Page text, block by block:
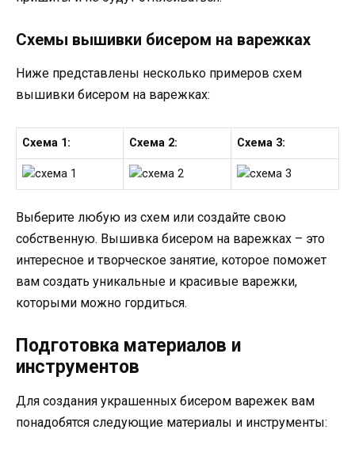
Схемы вышивки бисером на варежках
Ниже представлены несколько примеров схем
вышивки бисером на варежках:
Схема 1: Схема 2: Схема 3:
Выберите любую из схем или создайте свою
собственную. Вышивка бисером на варежках – это
интересное и творческое занятие, которое поможет
вам создать уникальные и красивые варежки,
которыми можно гордиться.
Подготовка материалов и
инструментов
Для создания украшенных бисером варежек вам
понадобятся следующие материалы и инструменты: